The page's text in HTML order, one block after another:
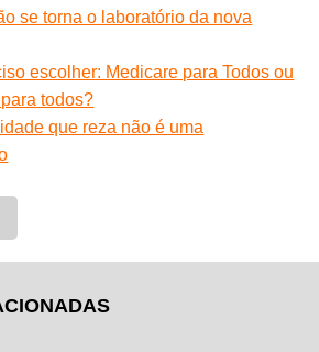
se torna o laboratório da nova
escolher: Medicare para Todos ou
todos?
que reza não é uma